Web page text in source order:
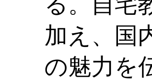
加え、国
の魅力を